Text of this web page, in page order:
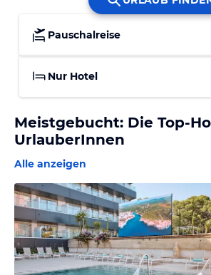
Pauschalreise
Nur Hotel
Meistgebucht: Die Top-
UrlauberInnen
Alle anzeigen